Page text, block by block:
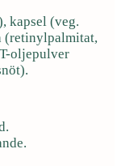
kapsel (veg.
(retinylpalmitat,
oljepulver